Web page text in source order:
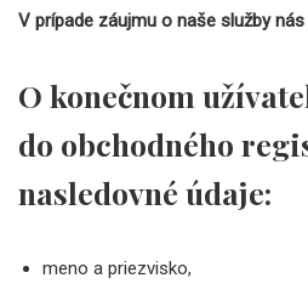
V prípade záujmu o naše služby
O konečnom
do obchodného
nasledovné údaje:
meno a priezvisko,